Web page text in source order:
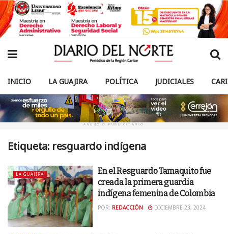
INICIO LA GUAJIRA POLÍTICA JUDICIALES
ANUNCIO PUBLICITARIO
Etiqueta: resguardo indígena
LA GUAJIRA
En el Resguardo Tamaquito fue
creada la primera guardia
indígena femenina de Colombia
POR: REDACCIÓN DICIEMBRE 23, 2024